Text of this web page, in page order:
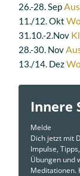
26.-28. Sep
11./12. Okt
31.10.-2.Nov
28.-30. Nov
13./14. Dez
Innere
Melde
Dich jetzt mit
Impulse, Tipps,
Übungen und
Meditationen.